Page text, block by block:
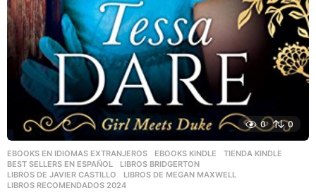
0 0
EBOOKS EN IDIOMAS EXTRANJEROS ,EBOOKS KINDLE ,TIENDA KINDLE
BEST SELLERS EN ESPAÑOL
,LIBROS BRIDGERTON
LIBROS DE JAVIER CASTILLO
,LIBROS DE MEGAN MAXWELL
LIBROS RECOMENDADOS 2024